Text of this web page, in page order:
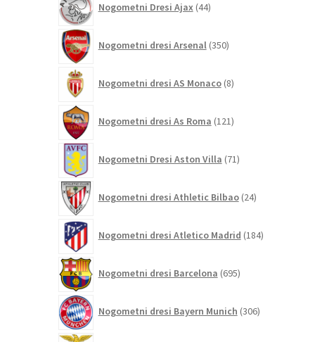
Nogometni Dresi Ajax 44izdelkov
Nogometni dresi Arsenal 350izdelkov
Nogometni dresi AS Monaco 8izdelkov
Nogometni dresi As Roma 121izdelkov
Nogometni Dresi Aston Villa 71izdelkov
Nogometni dresi Athletic Bilbao 24izdelkov
Nogometni dresi Atletico Madrid 184izdelkov
Nogometni dresi Barcelona 695izdelkov
Nogometni dresi Bayern Munich 306izdelkov